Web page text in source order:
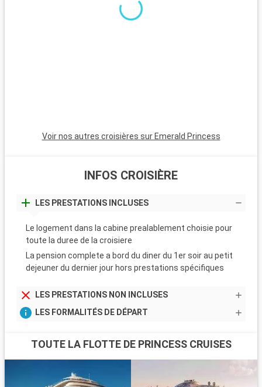
Anaheim est incontournable pour les familles.
Voir nos autres croisières sur Emerald Princess
INFOS CROISIÈRE
LES PRESTATIONS INCLUSES
Le logement dans la cabine prealablement choisie pour
toute la duree de la croisiere
La pension complete a bord du diner du 1er soir au petit
dejeuner du dernier jour hors prestations spécifiques
LES PRESTATIONS NON INCLUSES
LES FORMALITÉS DE DÉPART
TOUTE LA FLOTTE DE PRINCESS CRUISES